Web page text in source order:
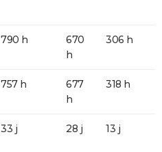
790 h
670
h
306 h
757 h
677
h
318 h
33 j 28 j 13 j